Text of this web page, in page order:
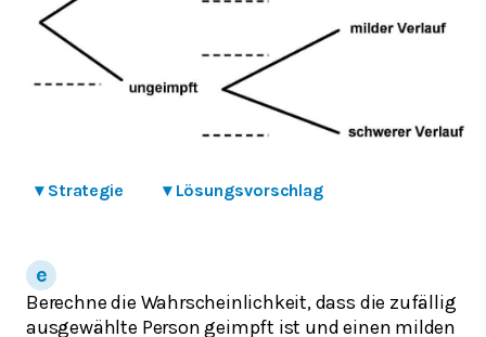
▾ Strategie ▾ Lösungsvorschlag
Berechne die Wahrscheinlichkeit, dass die zufällig
ausgewählte Person geimpft ist und einen milden